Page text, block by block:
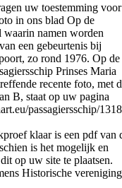
uw toestemming voor
in ons blad Op de
namen worden
een gebeurtenis bij
zo rond 1976. Op de
Prinses Maria
recente foto, met
B, staat op uw pagina
passagiersschip/
klaar is een pdf van
is het mogelijk en
op uw site te plaatsen.
Historische vereniging